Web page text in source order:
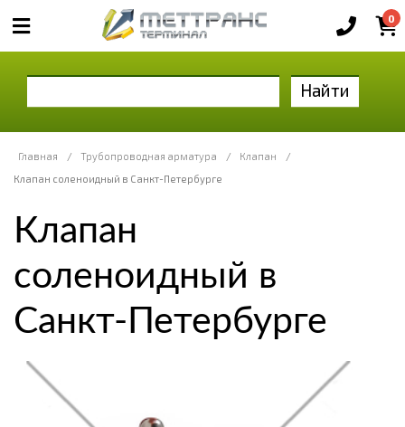
0
Найти
Главная / Трубопроводная арматура / Клапан
/
Клапан соленоидный в Санкт-Петербурге
Клапан
соленоидный в
Санкт-Петербурге